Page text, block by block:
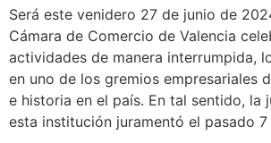
Será este venidero 27 de junio de
Cámara de Comercio de Valencia
actividades de manera interrumpida,
en uno de los gremios empresariales
e historia en el país. En tal sentido, la
esta institución juramentó el pasado